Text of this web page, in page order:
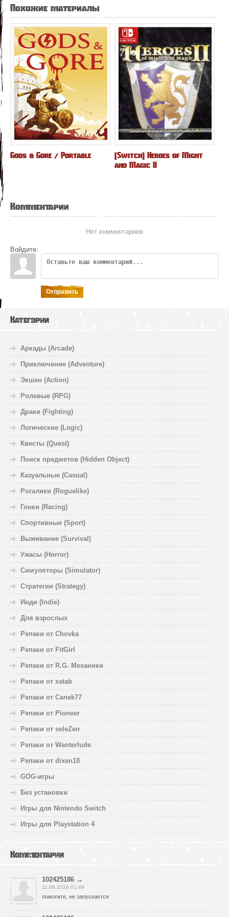
Похожие материалы
Gods & Gore / Portable
[Switch] Heroes of Might
and Magic II
Комментарии
Нет комментариев
Войдите:
Отправить
Категории
Аркады (Arcade)
Приключение (Adventure)
Экшен (Action)
Ролевые (RPG)
Драки (Fighting)
Логические (Logic)
Квесты (Quest)
Поиск предметов (Hidden Object)
Казуальные (Casual)
Рогалики (Roguelike)
Гонки (Racing)
Спортивные (Sport)
Выживание (Survival)
Ужасы (Horror)
Симуляторы (Simulator)
Стратегии (Strategy)
Инди (Indie)
Для взрослых
Репаки от Chovka
Репаки от FitGirl
Репаки от R.G. Механики
Репаки от xatab
Репаки от Canek77
Репаки от Pioneer
Репаки от seleZen
Репаки от Wanterlude
Репаки от dixen18
GOG-игры
Без установки
Игры для Nintendo Switch
Игры для Playstation 4
Комментарии
102425186 →
11.08.2026 01:49
помогите, не запускается